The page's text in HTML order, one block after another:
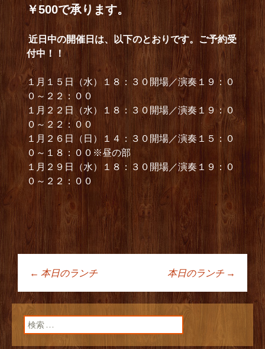
￥500で承ります。
近日中の開催日は、以下のとおりです。ご予約受
付中！！
１月１５日（水）１８：３０開場／演奏１９：０
０～２２：００
１月２２日（水）１８：３０開場／演奏１９：０
０～２２：００
１月２６日（日）１４：３０開場／演奏１５：０
０～１８：００※昼の部
１月２９日（水）１８：３０開場／演奏１９：０
０～２２：００
投稿ナビゲーショ
ン
← 本日のランチ 本日のランチ →
検索: